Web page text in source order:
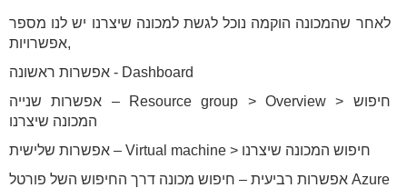
לאחר שהמכונה הוקמה נוכל לגשת למכונה שיצרנו יש לנו מספר
אפשרויות,
אפשרות ראשונה - Dashboard
אפשרות שנייה – Resource group > Overview > חיפוש
המכונה שיצרנו
אפשרות שלישית – Virtual machine > חיפוש המכונה שיצרנו
אפשרות רביעית – חיפוש מכונה דרך החיפוש השל פורטל Azure